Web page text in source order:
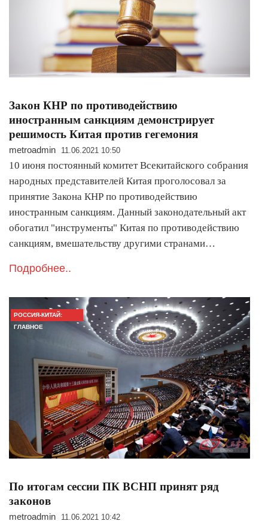
Закон КНР по противодействию
иностранным санкциям демонстрирует
решимость Китая против гегемония
metroadmin 11.06.2021 10:50
10 июня постоянный комитет Всекитайского собрания
народных представителей Китая проголосовал за
принятие Закона КНР по противодействию
иностранным санкциям. Данный законодательный акт
обогатил "инструменты" Китая по противодействию
санкциям, вмешательству другими странами…
Подробнее..
РОССИЯ-КИТАЙ:
ГЛАВНОЕ
По итогам сессии ПК ВСНП принят ряд
законов
metroadmin 11.06.2021 10:42